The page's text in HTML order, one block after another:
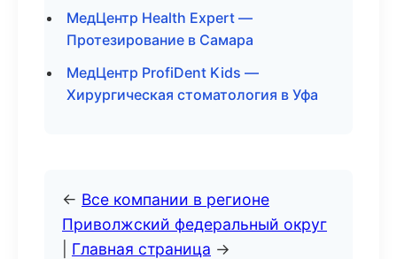
МедЦентр Health Expert —
Протезирование в Самара
МедЦентр ProfiDent Kids —
Хирургическая стоматология в Уфа
← Все компании в регионе
Приволжский федеральный округ
Главная страница →